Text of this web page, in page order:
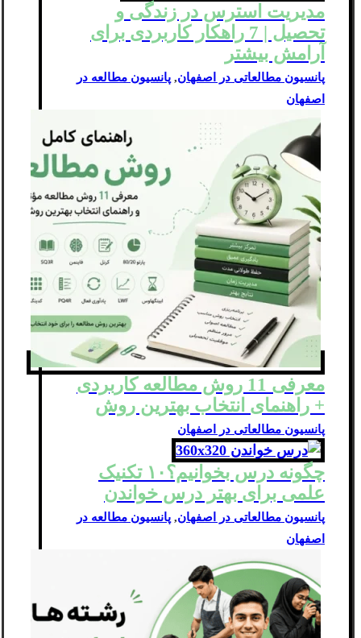
مدیریت استرس در زندگی و
تحصیل | 7 راهکار کاربردی برای
آرامش بیشتر
پانسیون مطالعاتی در اصفهان, پانسیون مطالعه در
اصفهان
معرفی 11 روش مطالعه کاربردی
+ راهنمای انتخاب بهترین روش
پانسیون مطالعاتی در اصفهان
چگونه درس بخوانیم؟۱۰ تکنیک
علمی برای بهتر درس خواندن
پانسیون مطالعاتی در اصفهان, پانسیون مطالعه در
اصفهان